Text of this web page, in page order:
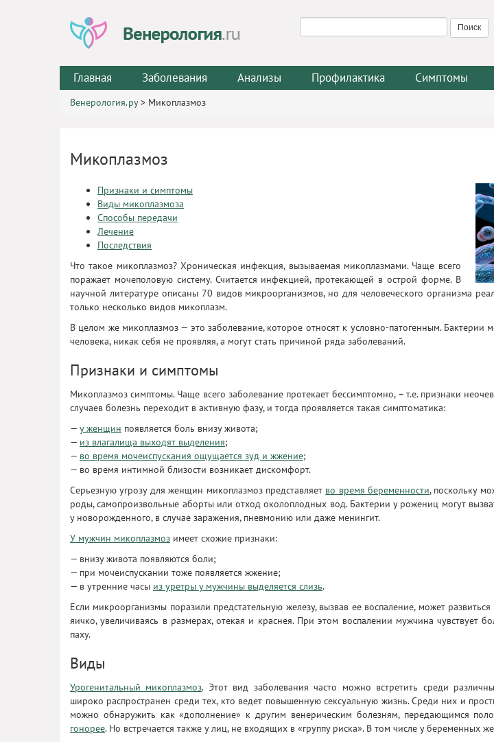
Главная Заболевания Анализы Профилактика Симптомы
Венерология.ру> Микоплазмоз
Микоплазмоз
Признаки и симптомы
Виды микоплазмоза
Способы передачи
Лечение
Последствия
Что такое микоплазмоз? Хроническая инфекция, вызываемая микоплазмами. Чаще всего
поражает мочеполовую систему. Считается инфекцией, протекающей в острой форме. В
научной литературе описаны 70 видов микроорганизмов, но для человеческого организма
только несколько видов микоплазм.
В целом же микоплазмоз — это заболевание, которое относят к условно-патогенным. Бактерии
человека, никак себя не проявляя, а могут стать причиной ряда заболеваний.
Признаки и симптомы
Микоплазмоз симптомы. Чаще всего заболевание протекает бессимптомно, – т.е. признаки
случаев болезнь переходит в активную фазу, и тогда проявляется такая симптоматика:
— у женщин появляется боль внизу живота;
— из влагалища выходят выделения;
— во время мочеиспускания ощущается зуд и жжение;
— во время интимной близости возникает дискомфорт.
Серьезную угрозу для женщин микоплазмоз представляет во время беременности, поскольку
роды, самопроизвольные аборты или отход околоплодных вод. Бактерии у рожениц могут
у новорожденного, в случае заражения, пневмонию или даже менингит.
У мужчин микоплазмоз имеет схожие признаки:
— внизу живота появляются боли;
— при мочеиспускании тоже появляется жжение;
— в утренние часы из уретры у мужчины выделяется слизь.
Если микроорганизмы поразили предстательную железу, вызвав ее воспаление, может развиться
яичко, увеличиваясь в размерах, отекая и краснея. При этом воспалении мужчина чувствует
паху.
Виды
Урогенитальный микоплазмоз. Этот вид заболевания часто можно встретить среди
широко распространен среди тех, кто ведет повышенную сексуальную жизнь. Среди них и
можно обнаружить как «дополнение» к другим венерическим болезням, передающимся
гонорее. Но встречается также у лиц, не входящих в «группу риска». В том числе у беременных